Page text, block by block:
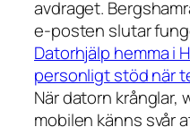
avdraget.
e-posten slutar
Datorhjälp hemma i
personligt stöd när
När datorn krånglar,
mobilen känns svår